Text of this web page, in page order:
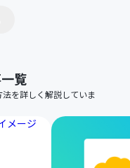
覧
を詳しく解説していま